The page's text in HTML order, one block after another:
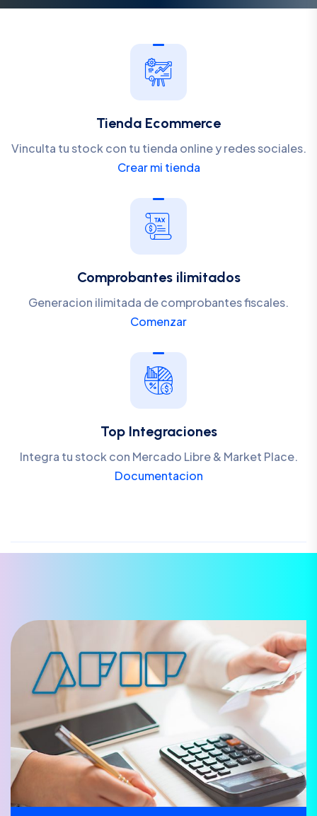
Tienda Ecommerce
Vinculta tu stock con tu tienda online y redes sociales.
Crear mi tienda
Comprobantes ilimitados
Generacion ilimitada de comprobantes fiscales.
Comenzar
Top Integraciones
Integra tu stock con Mercado Libre & Market Place.
Documentacion